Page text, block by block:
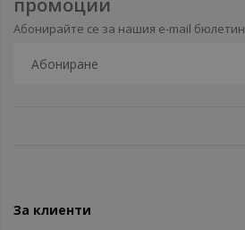
промоции
Абонирайте се за нашия e-mail бюлетин
За клиенти